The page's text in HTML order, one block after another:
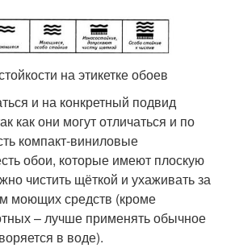
на этикетке обоев
и на конкретный подвид
как они могут отличаться и по
компакт-виниловые
обои, которые имеют плоскую
чистить щёткой и ухаживать за
моющих средств (кроме
– лучше применять обычное
в воде).